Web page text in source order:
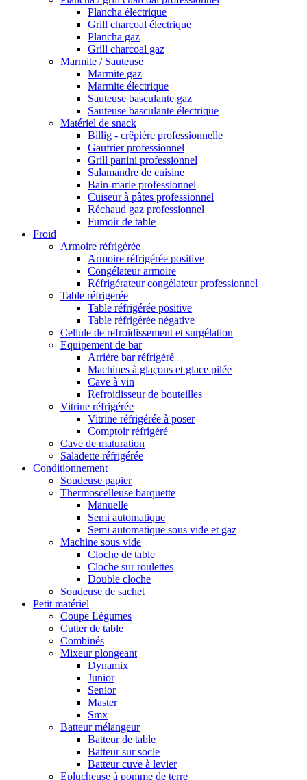
Plancha électrique
Grill charcoal électrique
Plancha gaz
Grill charcoal gaz
Marmite / Sauteuse
Marmite gaz
Marmite électrique
Sauteuse basculante gaz
Sauteuse basculante électrique
Matériel de snack
Billig - crêpière professionnelle
Gaufrier professionnel
Grill panini professionnel
Salamandre de cuisine
Bain-marie professionnel
Cuiseur à pâtes professionnel
Réchaud gaz professionnel
Fumoir de table
Froid
Armoire réfrigérée
Armoire réfrigérée positive
Congélateur armoire
Réfrigérateur congélateur professionnel
Table réfrigerée
Table réfrigérée positive
Table réfrigérée négative
Cellule de refroidissement et surgélation
Equipement de bar
Arrière bar réfrigéré
Machines à glaçons et glace pilée
Cave à vin
Refroidisseur de bouteilles
Vitrine réfrigérée
Vitrine réfrigérée à poser
Comptoir réfrigéré
Cave de maturation
Saladette réfrigérée
Conditionnement
Soudeuse papier
Thermoscelleuse barquette
Manuelle
Semi automatique
Semi automatique sous vide et gaz
Machine sous vide
Cloche de table
Cloche sur roulettes
Double cloche
Soudeuse de sachet
Petit matériel
Coupe Légumes
Cutter de table
Combinés
Mixeur plongeant
Dynamix
Junior
Senior
Master
Smx
Batteur mélangeur
Batteur de table
Batteur sur socle
Batteur cuve à levier
Eplucheuse à pomme de terre